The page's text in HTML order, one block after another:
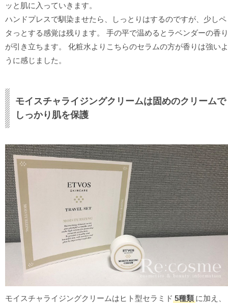
ッと肌に入っていきます。
ハンドプレスで馴染ませたら、しっとりはするのですが、少しペ
タっとする感覚は残ります。 手の平で温めるとラベンダーの香り
が引き立ちます。 化粧水よりこちらのセラムの方が香りは強いよ
うに感じました。
モイスチャライジングクリームは固めのクリームで
しっかり肌を保護
モイスチャライジングクリームはヒト型セラミド 5種類 に加え、